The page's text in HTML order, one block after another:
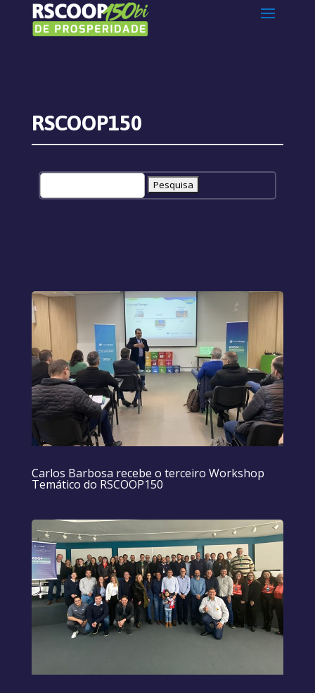
RSCOOP150
Pesquisar
por:
Carlos Barbosa recebe o terceiro Workshop
Temático do RSCOOP150